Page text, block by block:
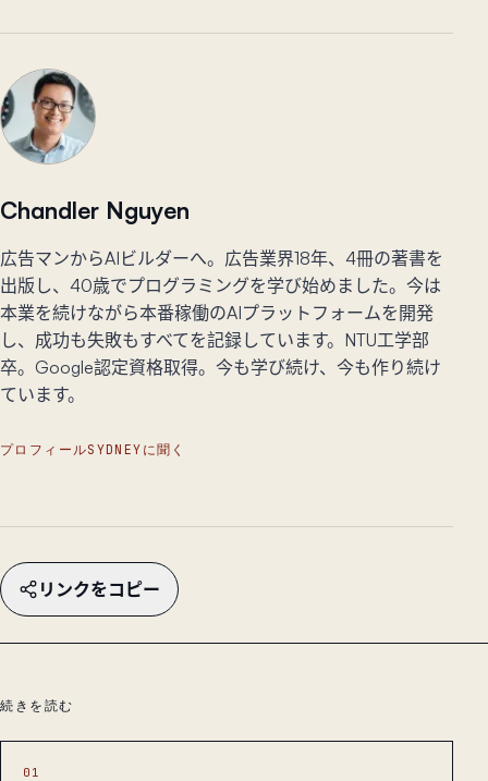
Chandler Nguyen
広告マンからAIビルダーへ。広告業界18年、4冊の著書を
出版し、40歳でプログラミングを学び始めました。今は
本業を続けながら本番稼働のAIプラットフォームを開発
し、成功も失敗もすべてを記録しています。NTU工学部
卒。Google認定資格取得。今も学び続け、今も作り続け
ています。
プロフィールSYDNEYに聞く
リンクをコピー
続きを読む
01